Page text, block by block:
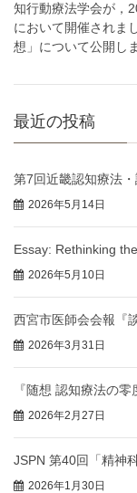
知行動療法学会が，
において開催されま
想」について公開し
最近の投稿
第7回近畿認知療法
2026年5月14日
Essay: Rethinking
2026年5月10日
西宮市医師会会報『
2026年3月31日
『随想 認知療法の零
2026年2月27日
JSPN 第40回「精神
2026年1月30日